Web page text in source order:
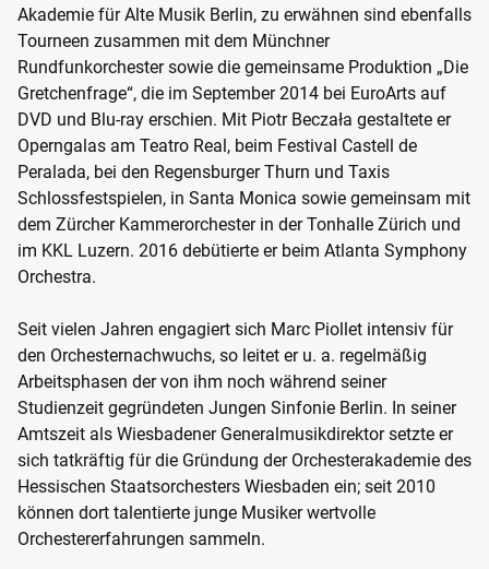
Akademie für Alte Musik Berlin, zu erwähnen sind ebenfalls
Tourneen zusammen mit dem Münchner
Rundfunkorchester sowie die gemeinsame Produktion „Die
Gretchenfrage“, die im September 2014 bei EuroArts auf
DVD und Blu-ray erschien. Mit Piotr Beczała gestaltete er
Operngalas am Teatro Real, beim Festival Castell de
Peralada, bei den Regensburger Thurn und Taxis
Schlossfestspielen, in Santa Monica sowie gemeinsam mit
dem Zürcher Kammerorchester in der Tonhalle Zürich und
im KKL Luzern. 2016 debütierte er beim Atlanta Symphony
Orchestra.
Seit vielen Jahren engagiert sich Marc Piollet intensiv für
den Orchesternachwuchs, so leitet er u. a. regelmäßig
Arbeitsphasen der von ihm noch während seiner
Studienzeit gegründeten Jungen Sinfonie Berlin. In seiner
Amtszeit als Wiesbadener Generalmusikdirektor setzte er
sich tatkräftig für die Gründung der Orchesterakademie des
Hessischen Staatsorchesters Wiesbaden ein; seit 2010
können dort talentierte junge Musiker wertvolle
Orchestererfahrungen sammeln.